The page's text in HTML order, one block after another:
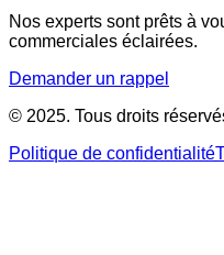
Nos experts sont prêts à
commerciales éclairées.
Demander un rappel
© 2025. Tous droits
Politique de confidentialité